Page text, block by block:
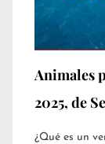
Animales
2025, de
¿Qué es un